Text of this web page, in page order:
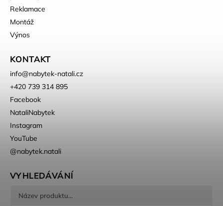
Reklamace
Montáž
Výnos
KONTAKT
info@nabytek-natali.cz
+420 739 314 895
Facebook
NataliNabytek
Instagram
YouTube
@nabytek.natali
VYHLEDÁVÁNÍ